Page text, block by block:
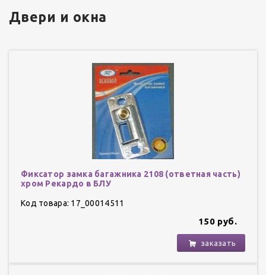
Двери и окна
Фиксатор замка багажника 2108 (ответная часть)
хром Рекардо в БЛУ
Код товара: 17_00014511
150 руб.
заказать